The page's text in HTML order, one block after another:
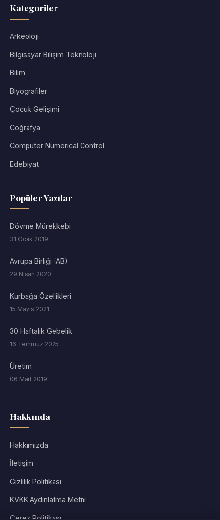
Kategoriler
Arkeoloji
Bilgisayar Bilişim Teknoloji
Bilim
Biyografiler
Çocuk Gelişimi
Coğrafya
Computer Numerical Control
Edebiyat
Popüler Yazılar
Dövme Mürekkebi
31 Ocak 2019
Avrupa Birliği (AB)
29 Nisan 2020
Kurbağa Özellikleri
15 Mayıs 2021
30 Haftalık Gebelik
16 Temmuz 2025
Üretim
06 Mart 2019
Hakkında
Hakkımızda
İletişim
Gizlilik Politikası
KVKK Aydınlatma Metni
Çerez Politikası